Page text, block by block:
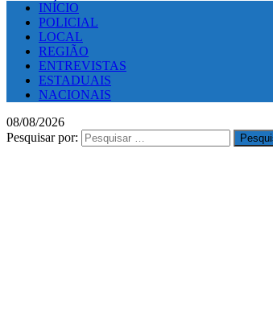
INÍCIO
POLICIAL
LOCAL
REGIÃO
ENTREVISTAS
ESTADUAIS
NACIONAIS
08/08/2026
Pesquisar por: